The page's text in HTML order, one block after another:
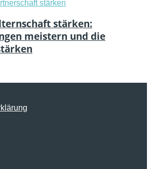
stärken:
meistern und die